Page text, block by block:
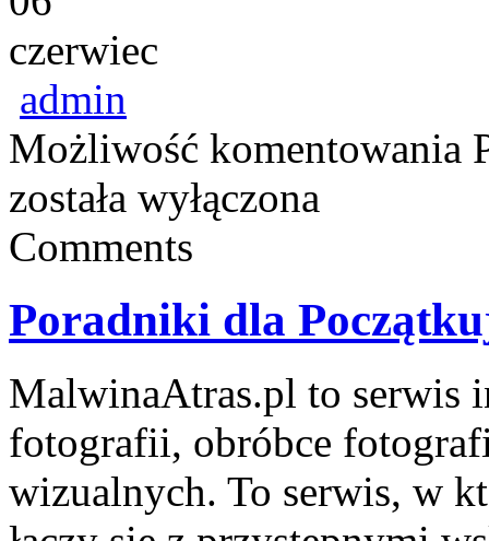
czerwiec
admin
Możliwość komentowania
została wyłączona
Comments
Poradniki dla
MalwinaAtras.pl to serwis
fotografii, obróbce
wizualnych. To serwis, w